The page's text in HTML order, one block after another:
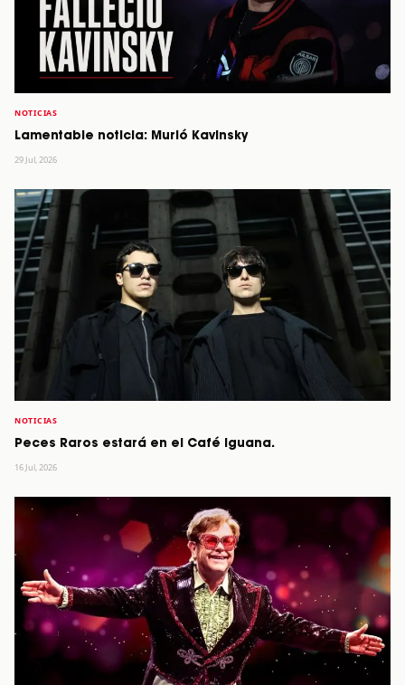
NOTICIAS
Lamentable noticia: Murió Kavinsky
29 Jul, 2026
NOTICIAS
Peces Raros estará en el Café Iguana.
16 Jul, 2026